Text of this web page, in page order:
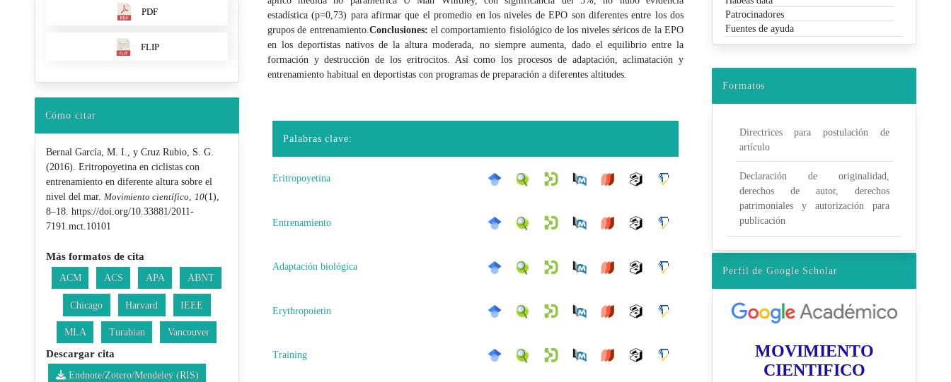
PDF
FLIP
Cómo citar
Bernal García, M. I., y Cruz Rubio, S. G.
(2016). Eritropoyetina en ciclistas con
entrenamiento en diferente altura sobre el
nivel del mar. Movimiento científico, 10(1),
8–18. https://doi.org/10.33881/2011-
7191.mct.10101
Más formatos de cita
ACM ACS APA ABNT
Chicago Harvard IEEE
MLA Turabian Vancouver
Descargar cita
Endnote/Zotero/Mendeley (RIS)
estadística (p=0,73) para afirmar que el promedio en los niveles de EPO son diferentes entre los dos
grupos de entrenamiento.Conclusiones: el comportamiento fisiológico de los niveles séricos de la EPO
en los deportistas nativos de la altura moderada, no siempre aumenta, dado el equilibrio entre la
formación y destrucción de los eritrocitos. Así como los procesos de adaptación, aclimatación y
entrenamiento habitual en deportistas con programas de preparación a diferentes altitudes.
Palabras clave:
Eritropoyetina
Entrenamiento
Adaptación biológica
Erythropoietin
Training
Patrocinadores
Fuentes de ayuda
Formatos
Directrices para postulación de
artículo
Declaración de originalidad,
derechos de autor, derechos
patrimoniales y autorización para
publicación
Perfil de Google Scholar